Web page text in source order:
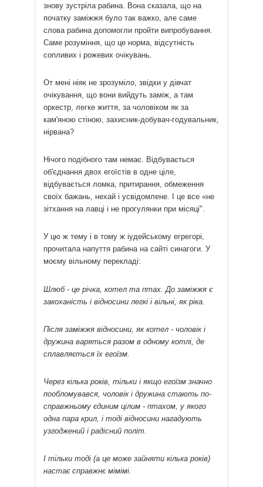
знову зустріла рабина. Вона сказала, що на
початку заміжжя було так важко, але саме
слова рабина допомогли пройти випробування.
Саме розуміння, що це норма, відсутність
сопливих і рожевих очікувань.
От мені ніяк не зрозуміло, звідки у дівчат
очікування, що вони вийдуть заміж, а там
оркестр, легке життя, за чоловіком як за
кам'яною стіною, захисник-добувач-годувальник,
нірвана?
Нічого подібного там немає. Відбувається
об'єднання двох егоїстів в одне ціле,
відбувається ломка, притирання, обмеження
своїх бажань, нехай і усвідомлене. І це все «не
зітхання на лавці і не прогулянки при місяці".
У цю ж тему і в тому ж іудейському егрегорі,
прочитала напуття рабина на сайті синагоги. У
моєму вільному перекладі:
Шлюб - це річка, котел та птах. До заміжжя є
закоханість і відносини легкі і вільні, як ріка.
Після заміжжя відносини, як котел - чоловік і
дружина варяться разом в одному котлі, де
сплавляється їх егоїзм.
Через кілька років, тільки і якщо егоїзм значно
пообломувався, чоловік і дружина стають по-
справжньому єдиним цілим - птахом, у якого
одна пара крил, і тоді відносини нагадують
узгоджений і радісний політ.
І тільки тоді (а це може зайняти кілька років)
настає справжнє мімімі.